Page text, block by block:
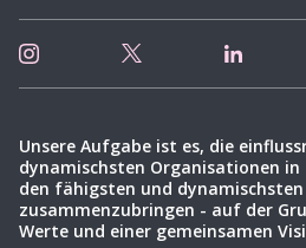
Unsere Aufgabe ist es, die
dynamischsten Organisationen
den fähigsten und
zusammenzubringen - auf der
Werte und einer gemeinsamen